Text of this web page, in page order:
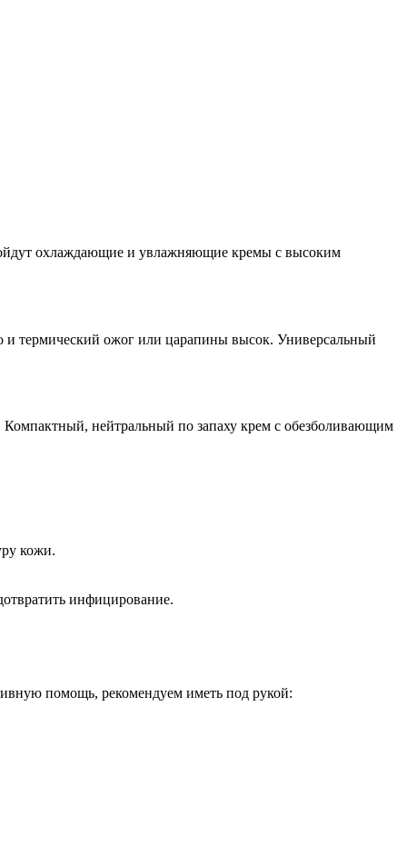
охлаждающие и увлажняющие кремы с высоким
и термический ожог или царапины высок. Универсальный
Компактный, нейтральный по запаху крем с обезболивающим
кожи.
инфицирование.
помощь, рекомендуем иметь под рукой: